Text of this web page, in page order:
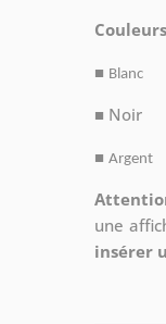
■ Blanc
■ Noir
■ Argent
une
insérer